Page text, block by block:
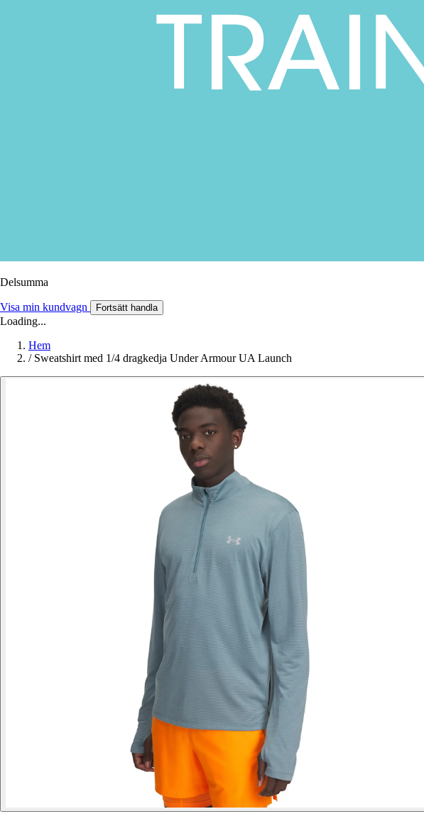
Delsumma
Visa min kundvagn Fortsätt handla
Loading...
Hem
/ Sweatshirt med 1/4 dragkedja Under Armour UA Launch